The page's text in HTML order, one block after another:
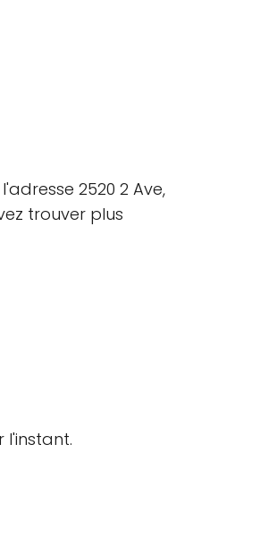
2520 2 Ave,
trouver plus
l'instant.